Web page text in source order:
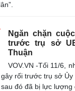
Ngăn chặn
trước trụ sở
Thuận
VOV.VN -Tối 11/6,
rối trước trụ sở
đó đã bị lực lượng